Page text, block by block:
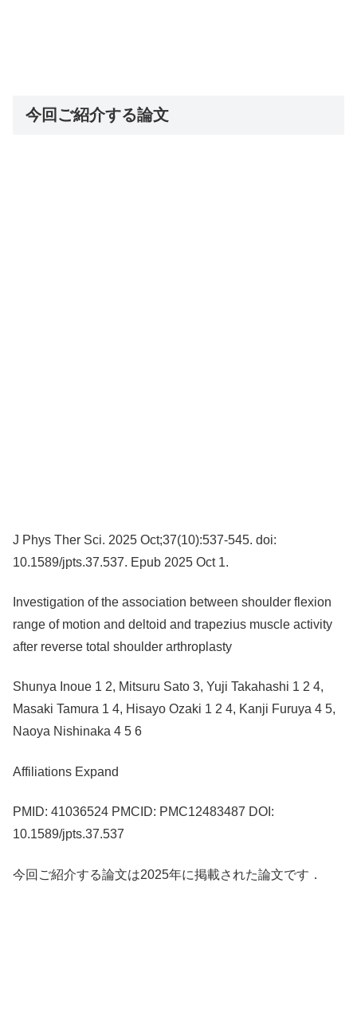
今回ご紹介する論文
J Phys Ther Sci. 2025 Oct;37(10):537-545. doi:
10.1589/jpts.37.537. Epub 2025 Oct 1.
Investigation of the association between shoulder flexion
range of motion and deltoid and trapezius muscle activity
after reverse total shoulder arthroplasty
Shunya Inoue 1 2, Mitsuru Sato 3, Yuji Takahashi 1 2 4,
Masaki Tamura 1 4, Hisayo Ozaki 1 2 4, Kanji Furuya 4 5,
Naoya Nishinaka 4 5 6
Affiliations Expand
PMID: 41036524 PMCID: PMC12483487 DOI:
10.1589/jpts.37.537
今回ご紹介する論文は2025年に掲載された論文です．